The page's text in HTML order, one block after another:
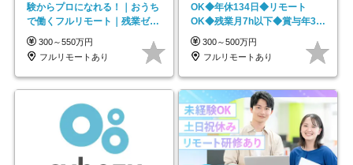
験からプロになれる！｜おうち
で働くフルリモート｜残業ゼロ
で18時退勤◎
300～550万円
フルリモートあり
OK◆年休134日◆リモート
OK◆残業月7h以下◆賞与年3回
◆5年目まで必ず昇給
300～500万円
フルリモートあり